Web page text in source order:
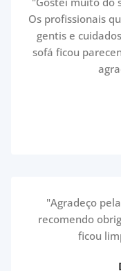
Os profissionais
gentis e
sofá ficou
"Agradeço
recomendo
ficou